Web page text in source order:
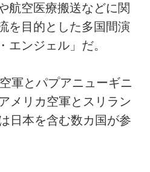
航空医療搬送などに関
を目的とした多国間演
エンジェル」だ。
軍とパプアニューギニ
メリカ空軍とスリラン
日本を含む数カ国が参